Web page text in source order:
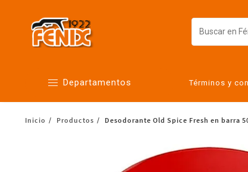
Departamentos
Alimentos
Términos y
Inicio Productos Desodorante Old Spice Fresh en barra